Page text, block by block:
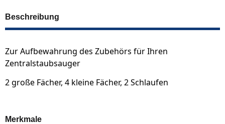
Beschreibung
Zur Aufbewahrung des Zubehörs für Ihren
Zentralstaubsauger
2 große Fächer, 4 kleine Fächer, 2 Schlaufen
Merkmale